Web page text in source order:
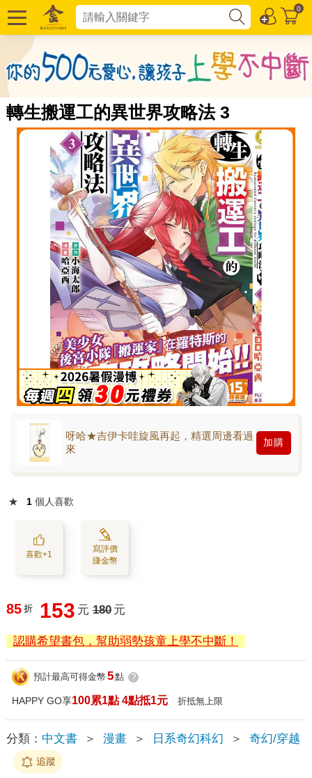
0
轉生搬運工的異世界攻略法 3
呀哈★吉伊卡哇旋風再起，精選周邊看過
來
加購
★ 1 個人喜歡
喜歡+1
寫評價
賺金幣
85 折 153 元 180 元
認購希望書包，幫助弱勢孩童上學不中斷！
預計最高可得金幣 5點 ?
HAPPY GO享100累1點 4點抵1元 折抵無上限
分類： 中文書 ＞ 漫畫 ＞ 日系奇幻科幻 ＞ 奇幻/穿越
追蹤